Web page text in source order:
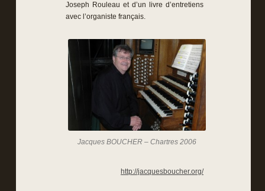
Joseph Rouleau et d’un livre d’entretiens
avec l’organiste français.
Jacques BOUCHER – Chartres 2006
http://jacquesboucher.org/